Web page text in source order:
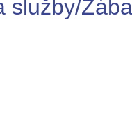
služby/